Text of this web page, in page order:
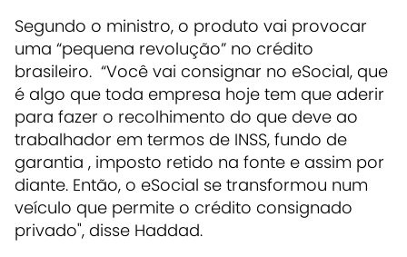
Segundo o ministro, o produto vai provocar
uma “pequena revolução” no crédito
brasileiro. “Você vai consignar no eSocial, que
é algo que toda empresa hoje tem que aderir
para fazer o recolhimento do que deve ao
trabalhador em termos de INSS, fundo de
garantia , imposto retido na fonte e assim por
diante. Então, o eSocial se transformou num
veículo que permite o crédito consignado
privado", disse Haddad.